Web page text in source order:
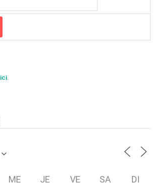
ici.
ME JE VE SA DI